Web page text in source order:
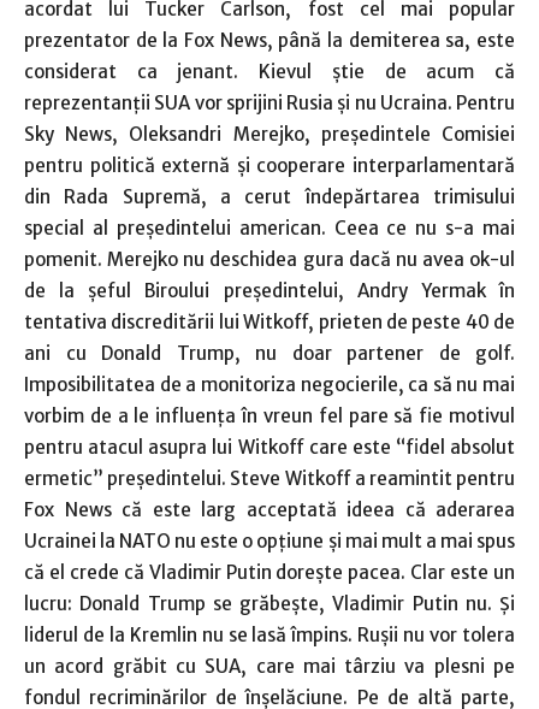
acordat lui Tucker Carlson, fost cel mai popular
prezentator de la Fox News, până la demiterea sa, este
considerat ca jenant. Kievul ştie de acum că
reprezentanţii SUA vor sprijini Rusia şi nu Ucraina. Pentru
Sky News, Oleksandri Merejko, preşedintele Comisiei
pentru politică externă şi cooperare interparlamentară
din Rada Supremă, a cerut îndepărtarea trimisului
special al preşedintelui american. Ceea ce nu s-a mai
pomenit. Merejko nu deschidea gura dacă nu avea ok-ul
de la şeful Biroului preşedintelui, Andry Yermak în
tentativa discreditării lui Witkoff, prieten de peste 40 de
ani cu Donald Trump, nu doar partener de golf.
Imposibilitatea de a monitoriza negocierile, ca să nu mai
vorbim de a le influenţa în vreun fel pare să fie motivul
pentru atacul asupra lui Witkoff care este “fidel absolut
ermetic” preşedintelui. Steve Witkoff a reamintit pentru
Fox News că este larg acceptată ideea că aderarea
Ucrainei la NATO nu este o opţiune şi mai mult a mai spus
că el crede că Vladimir Putin doreşte pacea. Clar este un
lucru: Donald Trump se grăbeşte, Vladimir Putin nu. Şi
liderul de la Kremlin nu se lasă împins. Ruşii nu vor tolera
un acord grăbit cu SUA, care mai târziu va plesni pe
fondul recriminărilor de înşelăciune. Pe de altă parte,